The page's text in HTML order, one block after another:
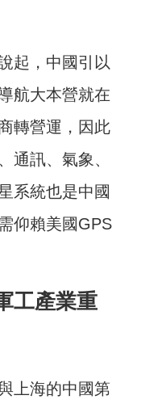
起，中國引以
航大本營就在
轉營運，因此
通訊、氣象、
系統也是中國
仰賴美國GPS
工產業重
上海的中國第